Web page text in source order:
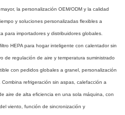
la personalización OEM/ODM y la calidad
y soluciones personalizadas flexibles a
para importadores y distribuidores globales.
HEPA para hogar inteligente con calentador sin
de regulación de aire y temperatura suministrado
con pedidos globales a granel, personalización
refrigeración sin aspas, calefacción a
aire de alta eficiencia en una sola máquina, con
viento, función de sincronización y